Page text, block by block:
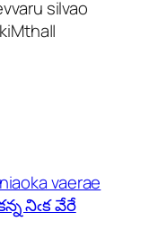
silvao
vaerae
నిఁక వేరే